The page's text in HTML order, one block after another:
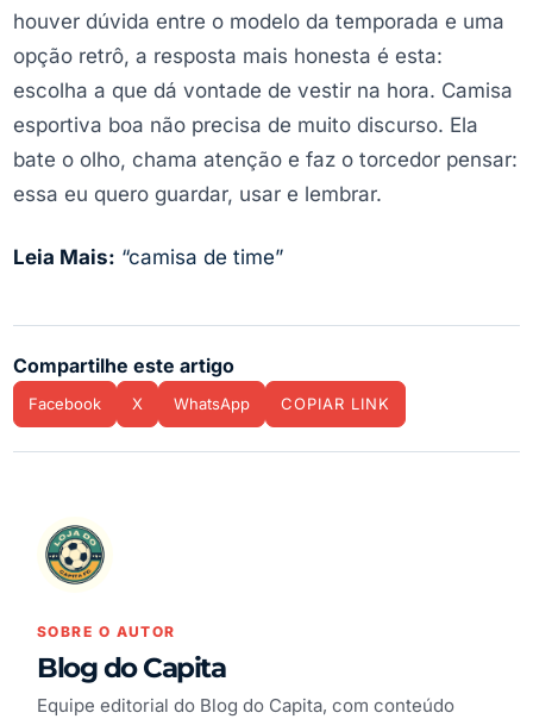
houver dúvida entre o modelo da temporada e uma
opção retrô, a resposta mais honesta é esta:
escolha a que dá vontade de vestir na hora. Camisa
esportiva boa não precisa de muito discurso. Ela
bate o olho, chama atenção e faz o torcedor pensar:
essa eu quero guardar, usar e lembrar.
Leia Mais: “camisa de time”
Compartilhe este artigo
Facebook X WhatsApp COPIAR LINK
SOBRE O AUTOR
Blog do Capita
Equipe editorial do Blog do Capita, com conteúdo